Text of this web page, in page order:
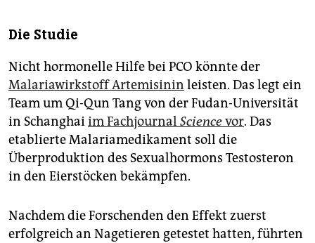
Die Studie
Nicht hormonelle Hilfe bei PCO könnte der
Malariawirkstoff Artemisinin leisten. Das legt ein
Team um Qi-Qun Tang von der Fudan-Universität
in Schanghaiim Fachjournal Sciencevor. Das
etablierte Malariamedikament soll die
Überproduktion des Sexualhormons Testosteron
in den Eierstöcken bekämpfen.
Nachdem die Forschenden den Effekt zuerst
erfolgreich an Nagetieren getestet hatten, führten